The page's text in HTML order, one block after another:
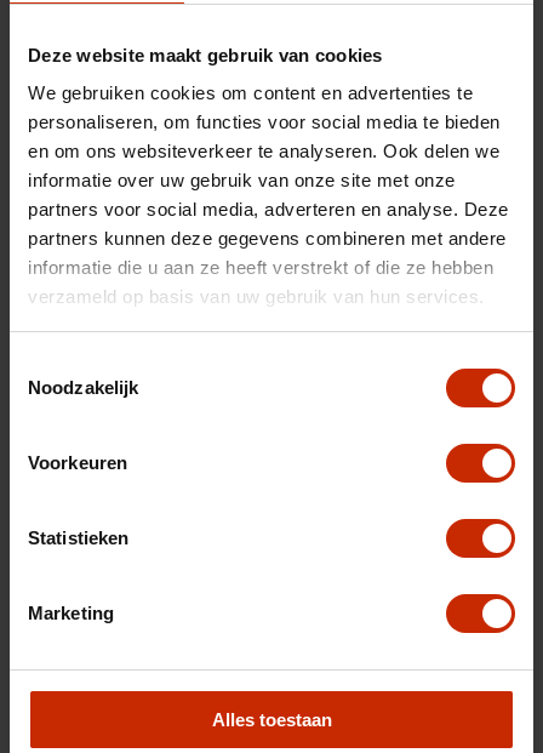
Deze website maakt gebruik van cookies
We gebruiken cookies om content en advertenties te
personaliseren, om functies voor social media te bieden
en om ons websiteverkeer te analyseren. Ook delen we
informatie over uw gebruik van onze site met onze
partners voor social media, adverteren en analyse. Deze
partners kunnen deze gegevens combineren met andere
informatie die u aan ze heeft verstrekt of die ze hebben
verzameld op basis van uw gebruik van hun services.
Noodzakelijk
Voorkeuren
Statistieken
Marketing
Alles toestaan
Transmissie
Automaat
Brandstof
Benzine
Afgifte datum deel 1
15-04-2026
Gewicht
1215 kg
Gemiddeld verbruik
5.8 l/100km
Max trekgewicht
1200 kg
C02 uitstoot
132 g/km
Energielabel
Topsnelheid
Cilinders
Artificial leather black